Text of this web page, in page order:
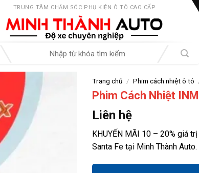
TRUNG TÂM CHĂM SÓC PHỤ KIỆN Ô TÔ CAO CẤP
Trang chủ / Phim cách nhiệt ô tô
Phim Cách Nhiệt
Liên hệ
KHUYẾN MÃI 10 – 20% giá
Santa Fe tại Minh Thành Auto.